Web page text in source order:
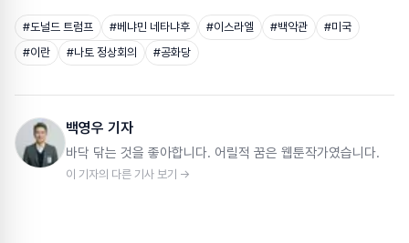
#도널드 트럼프 #베냐민 네타냐후 #이스라엘 #백악관 #미국
#이란 #나토 정상회의 #공화당
백영우 기자
바닥 닦는 것을 좋아합니다. 어릴적 꿈은 웹툰작가였습니다.
이 기자의 다른 기사 보기 →